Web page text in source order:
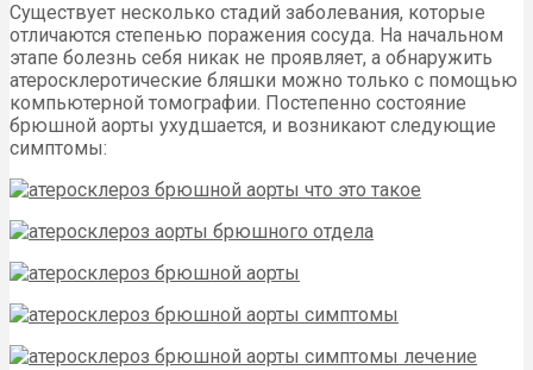
Существует несколько стадий заболевания, которые
отличаются степенью поражения сосуда. На начальном
этапе болезнь себя никак не проявляет, а обнаружить
атеросклеротические бляшки можно только с помощью
компьютерной томографии. Постепенно состояние
брюшной аорты ухудшается, и возникают следующие
симптомы: